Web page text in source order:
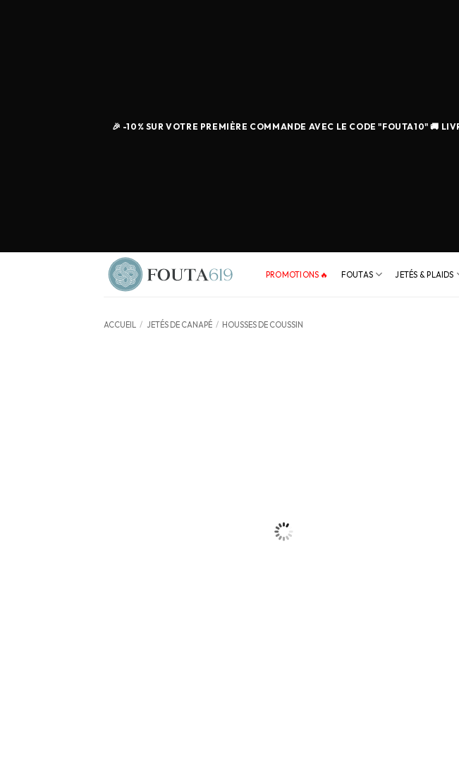
🎉 -10% SUR VOTRE PREMIÈRE COMMANDE AVEC LE CODE "FOUTA10" 🚚
PROMOTIONS 🔥 FOUTAS JETÉS & PLAIDS
ACCUEIL / JETÉS DE CANAPÉ / HOUSSES DE COUSSIN